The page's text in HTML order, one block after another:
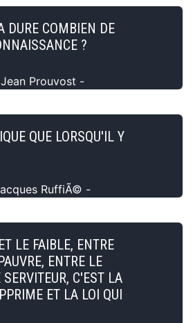
DURE COMBIEN DE
?
Prouvost -
QUE LORSQU'IL Y
RuffiÃ© -
LE FAIBLE, ENTRE
ENTRE LE
C'EST LA
ET LA LOI QUI